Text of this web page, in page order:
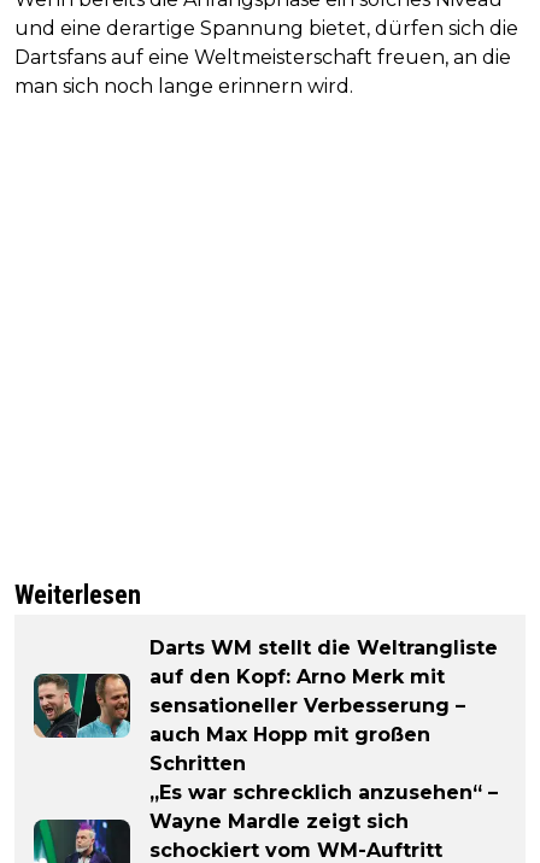
und eine derartige Spannung bietet, dürfen sich die
Dartsfans auf eine Weltmeisterschaft freuen, an die
man sich noch lange erinnern wird.
Weiterlesen
Darts WM stellt die Weltrangliste
auf den Kopf: Arno Merk mit
sensationeller Verbesserung –
auch Max Hopp mit großen
Schritten
„Es war schrecklich anzusehen“ –
Wayne Mardle zeigt sich
schockiert vom WM-Auftritt